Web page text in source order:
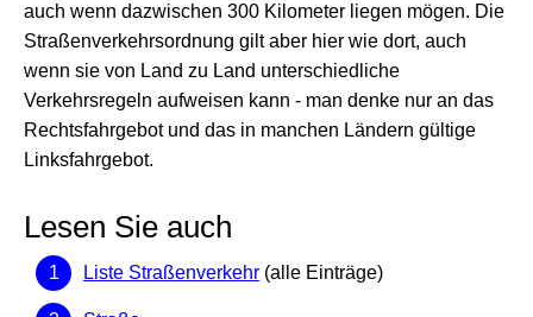
auch wenn dazwischen 300 Kilometer liegen mögen. Die
Straßenverkehrsordnung gilt aber hier wie dort, auch
wenn sie von Land zu Land unterschiedliche
Verkehrsregeln aufweisen kann - man denke nur an das
Rechtsfahrgebot und das in manchen Ländern gültige
Linksfahrgebot.
Lesen Sie auch
Liste Straßenverkehr (alle Einträge)